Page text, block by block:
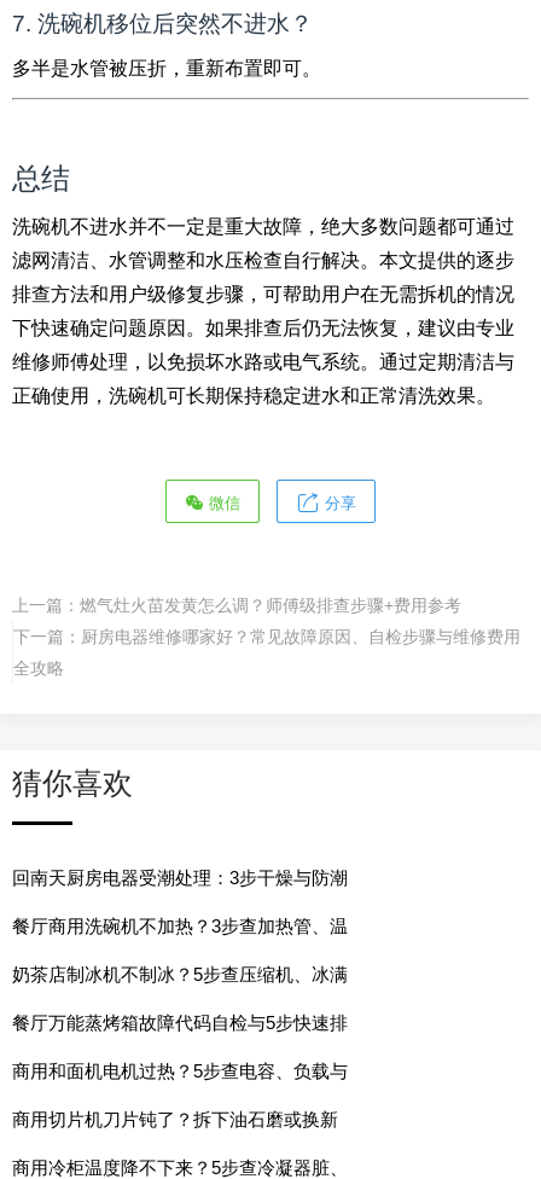
7. 洗碗机移位后突然不进水？
多半是水管被压折，重新布置即可。
总结
洗碗机不进水并不一定是重大故障，绝大多数问题都可通过
滤网清洁、水管调整和水压检查自行解决。本文提供的逐步
排查方法和用户级修复步骤，可帮助用户在无需拆机的情况
下快速确定问题原因。如果排查后仍无法恢复，建议由专业
维修师傅处理，以免损坏水路或电气系统。通过定期清洁与
正确使用，洗碗机可长期保持稳定进水和正常清洗效果。
微信 分享
上一篇： 燃气灶火苗发黄怎么调？师傅级排查步骤+费用参考
下一篇： 厨房电器维修哪家好？常见故障原因、自检步骤与维修费用
全攻略
猜你喜欢
回南天厨房电器受潮处理：3步干燥与防潮
餐厅商用洗碗机不加热？3步查加热管、温
奶茶店制冰机不制冰？5步查压缩机、冰满
餐厅万能蒸烤箱故障代码自检与5步快速排
商用和面机电机过热？5步查电容、负载与
商用切片机刀片钝了？拆下油石磨或换新
商用冷柜温度降不下来？5步查冷凝器脏、